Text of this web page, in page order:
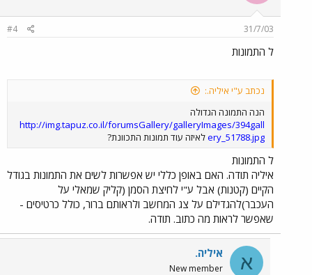
31/7/03
#4
ל התמונות
נכתב ע"י איליה.:
הנה התמונה הגדולה
http://img.tapuz.co.il/forumsGallery/galleryImages/394gall
ery_51788.jpgלאיזה עוד תמונות התכוונת?
ל התמונות
איליה תודה. האם באופן כללי יש אפשרות לשים את התמונות בגודל
הקיים (קטנות) אבל ע"י לחיצת הסמן (קליק שמאלי על
העכבר)להגדילם על צג המחשב ולראותם ברור, כולל כרטיסים -
שאפשר לראות מה כתוב. תודה.
א איליה.
New member